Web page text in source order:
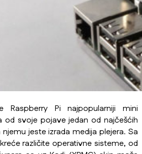
Pi najpopularniji mini
svoje pojave jedan od najčešćih
jeste izrada medija plejera. Sa
različite operativne sisteme, od